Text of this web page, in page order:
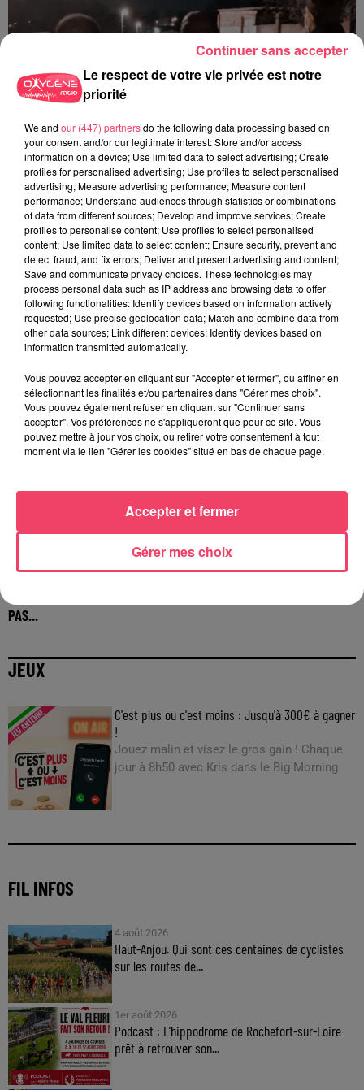
29 juillet 2026
SEGRÉ. ATTAQUE À L'ARME BLANCHE : L'AGRESSEUR INTERPELLÉ,
LE...
PAS...
JEUX
C'est plus ou c'est moins : Jusqu'à 300€ à gagner
!
Jouez malin et visez le gros gain ! Chaque
jour à 8h50 avec Kris dans le Big Morning
FIL INFOS
4 août 2026
Haut-Anjou. Qui sont ces centaines de cyclistes
sur les routes de...
1er août 2026
Podcast : L’hippodrome de Rochefort-sur-Loire
prêt à retrouver son...
Le respect de votre vie privée est notre
priorité
We and our (447) partnersdo the following data processing based on
your consent and/or our legitimate interest: Store and/or access
information on a device; Use limited data to select advertising; Create
profiles for personalised advertising; Use profiles to select personalised
advertising; Measure advertising performance; Measure content
performance; Understand audiences through statistics or combinations
of data from different sources; Develop and improve services; Create
profiles to personalise content; Use profiles to select personalised
content; Use limited data to select content; Ensure security, prevent and
detect fraud, and fix errors; Deliver and present advertising and content;
Save and communicate privacy choices. These technologies may
process personal data such as IP address and browsing data to offer
following functionalities: Identify devices based on information actively
requested; Use precise geolocation data; Match and combine data from
other data sources; Link different devices; Identify devices based on
information transmitted automatically.
Vous pouvez accepter en cliquant sur "Accepter et fermer", ou affiner en
sélectionnant les finalités et/ou partenaires dans "Gérer mes choix".
Vous pouvez également refuser en cliquant sur "Continuer sans
accepter". Vos préférences ne s'appliqueront que pour ce site. Vous
pouvez mettre à jour vos choix, ou retirer votre consentement à tout
moment via le lien "Gérer les cookies" situé en bas de chaque page.
Gérer mes choix
Accepter et fermer
Continuer sans accepter